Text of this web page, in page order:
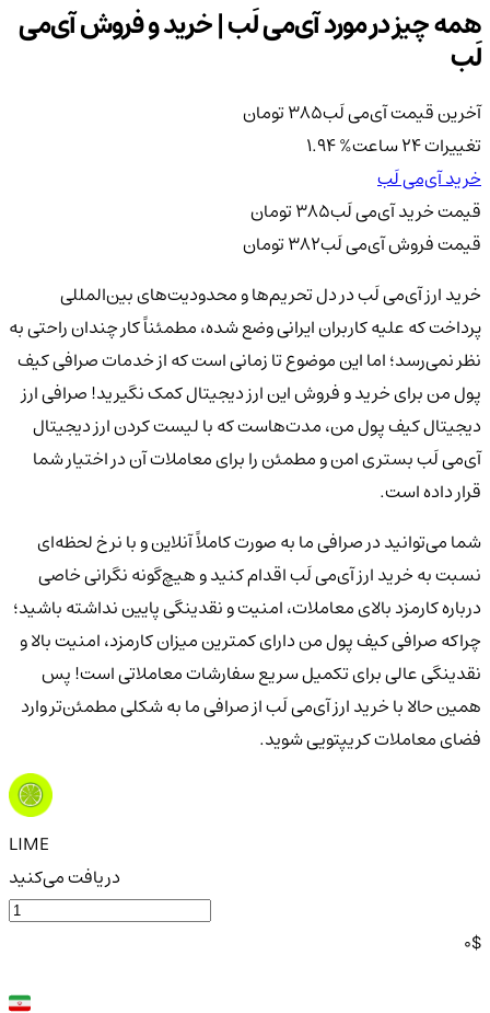
همه چیز در مورد آی‌می لَب | خرید و فروش آی‌می
لَب
آخرین قیمت آی‌می لَب385تومان
تغییرات 24 ساعت
1.94%
خرید آی‌می لَب
قیمت خرید آی‌می لَب385تومان
قیمت فروش آی‌می لَب382تومان
خرید ارز آی‌می لَب در دل تحریم‌ها و محدودیت‌های بین‌المللی
پرداخت که علیه کاربران ایرانی وضع شده، مطمئناً کار چندان راحتی به
نظر نمی‌رسد؛ اما این موضوع تا زمانی است که از خدمات صرافی کیف
پول من برای خرید و فروش این ارز دیجیتال کمک نگیرید! صرافی ارز
دیجیتال کیف پول من، مدت‌هاست که با لیست کردن ارز دیجیتال
آی‌می لَب بستری امن و مطمئن را برای معاملات آن در اختیار شما
قرار داده است.
شما می‌توانید در صرافی ما به صورت کاملاً آنلاین و با نرخ لحظه‌ای
نسبت به خرید ارز آی‌می لَب اقدام کنید و هیچ‌گونه نگرانی خاصی
درباره کارمزد بالای معاملات، امنیت و نقدینگی پایین نداشته باشید؛
چراکه صرافی کیف پول من دارای کمترین میزان کارمزد، امنیت بالا و
نقدینگی عالی برای تکمیل سریع سفارشات معاملاتی است! پس
همین حالا با خرید ارز آی‌می لَب از صرافی ما به شکلی مطمئن‌تر وارد
فضای معاملات کریپتویی شوید.
LIME
دریافت می‌کنید
0$